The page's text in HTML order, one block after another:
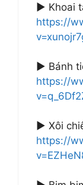
► Khoai
https://
► Bánh
https://
► Xôi
https://